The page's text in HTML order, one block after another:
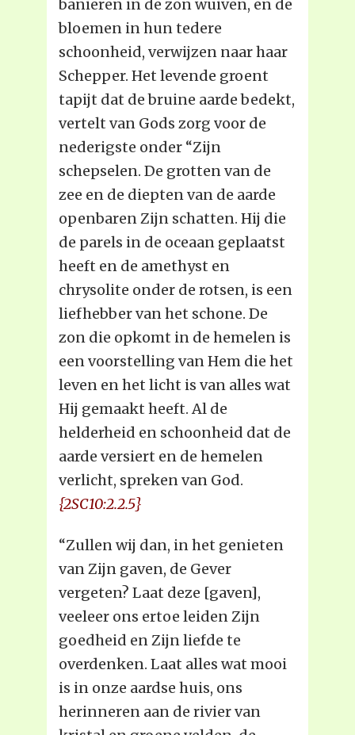
banieren in de zon wuiven, en de
bloemen in hun tedere
schoonheid, verwijzen naar haar
Schepper. Het levende groent
tapijt dat de bruine aarde bedekt,
vertelt van Gods zorg voor de
nederigste onder “Zijn
schepselen. De grotten van de
zee en de diepten van de aarde
openbaren Zijn schatten. Hij die
de parels in de oceaan geplaatst
heeft en de amethyst en
chrysolite onder de rotsen, is een
liefhebber van het schone. De
zon die opkomt in de hemelen is
een voorstelling van Hem die het
leven en het licht is van alles wat
Hij gemaakt heeft. Al de
helderheid en schoonheid dat de
aarde versiert en de hemelen
verlicht, spreken van God.
{2SC10:2.2.5}
“Zullen wij dan, in het genieten
van Zijn gaven, de Gever
vergeten? Laat deze [gaven],
veeleer ons ertoe leiden Zijn
goedheid en Zijn liefde te
overdenken. Laat alles wat mooi
is in onze aardse huis, ons
herinneren aan de rivier van